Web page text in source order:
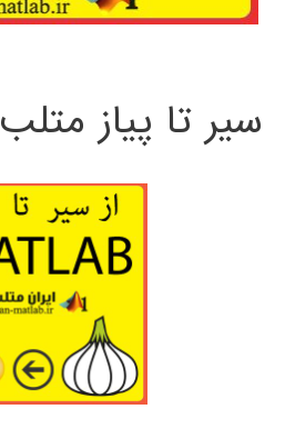
سیر تا پیاز متلب MATLAB